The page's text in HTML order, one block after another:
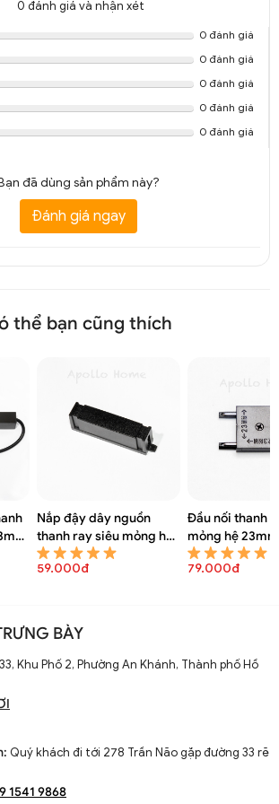
0 đánh giá và nhận xét
0 đánh giá
0 đánh giá
0 đánh giá
0 đánh giá
0 đánh giá
đã dùng sản phẩm này?
Đánh giá ngay
thể bạn cũng thích
Nắp đậy dây nguồn
thanh ray siêu mỏng hệ
23mm PKD 6824A
59.000đ
Đầu nối thanh
mỏng hệ
6823A
79.000đ
BÀY
Khu Phố 2, Phường An Khánh, Thành phố Hồ
Quý khách đi tới 278 Trần Não gặp đường 33 rẽ
1541 9868